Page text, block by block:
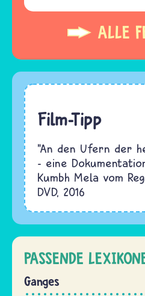
ALLE
Film-Tipp
"An den Ufern der
- eine
Kumbh Mela vom
DVD, 2016
PASSENDE
Ganges